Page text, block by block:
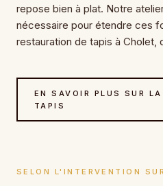
repose bien à plat. Notre
nécessaire pour étendre ces
restauration de tapis à Cholet,
EN SAVOIR PLUS SUR
TAPIS
SELON L'INTERVENTION